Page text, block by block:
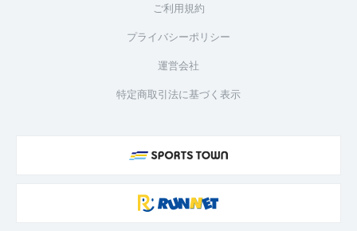
ご利用規約
プライバシーポリシー
運営会社
特定商取引法に基づく表示